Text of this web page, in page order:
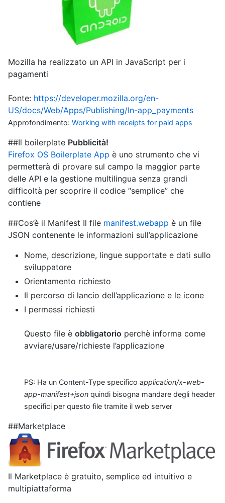
Mozilla ha realizzato un API in JavaScript per i
pagamenti
Fonte: https://developer.mozilla.org/en-
US/docs/Web/Apps/Publishing/In-app_payments
Approfondimento: Working with receipts for paid apps
##Il boilerplate Pubblicità!
Firefox OS Boilerplate App è uno strumento che vi
permetterà di provare sul campo la maggior parte
delle API e la gestione multilingua senza grandi
difficoltà per scoprire il codice “semplice” che
contiene
##Cos’è il Manifest Il file manifest.webapp è un file
JSON contenente le informazioni sull’applicazione
Nome, descrizione, lingue supportate e dati sullo
sviluppatore
Orientamento richiesto
Il percorso di lancio dell’applicazione e le icone
I permessi richiesti
Questo file è obbligatorio perchè informa come
avviare/usare/richieste l’applicazione
PS: Ha un Content-Type specifico application/x-web-
app-manifest+json quindi bisogna mandare degli header
specifici per questo file tramite il web server
##Marketplace
Il Marketplace è gratuito, semplice ed intuitivo e
multipiattaforma